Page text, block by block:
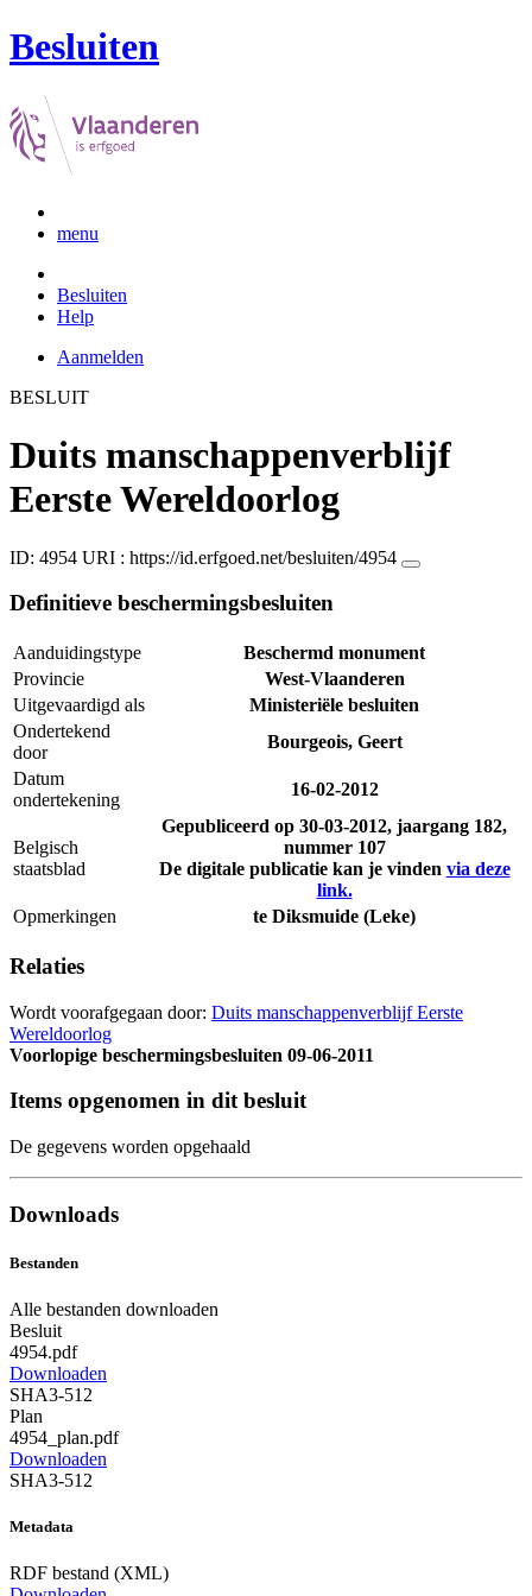
Besluiten
menu
Besluiten
Help
Aanmelden
BESLUIT
Duits manschappenverblijf
Eerste Wereldoorlog
ID: 4954 URI : https://id.erfgoed.net/besluiten/4954
Definitieve beschermingsbesluiten
Aanduidingstype
Beschermd monument
Provincie
West-Vlaanderen
Uitgevaardigd als
Ministeriële besluiten
Ondertekend
door
Bourgeois, Geert
Datum
ondertekening
16-02-2012
Belgisch
staatsblad
Gepubliceerd op 30-03-2012, jaargang 182,
nummer 107
De digitale publicatie kan je vinden via deze
link.
Opmerkingen
te Diksmuide (Leke)
Relaties
Wordt voorafgegaan door: Duits manschappenverblijf Eerste
Wereldoorlog
Voorlopige beschermingsbesluiten 09-06-2011
Items opgenomen in dit besluit
De gegevens worden opgehaald
Downloads
Bestanden
Alle bestanden downloaden
Besluit
4954.pdf
Downloaden
SHA3-512
Plan
4954_plan.pdf
Downloaden
SHA3-512
Metadata
RDF bestand (XML)